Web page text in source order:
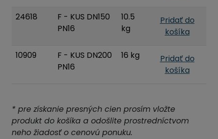
24618
F - KUS DN150
PN16
10.5
kg
Pridať do
košíka
10909
F - KUS DN200
PN16
16 kg
Pridať do
košíka
* pre získanie presných cien prosím vložte
produkt do košíka a odošlite prostredníctvom
neho žiadosť o cenovú ponuku.